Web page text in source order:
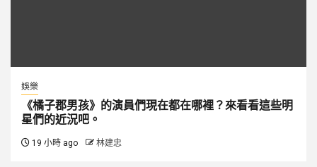
娛樂
《橘子郡男孩》的演員們現在都在哪裡？來看看這些明
星們的近況吧。
19 小時 ago 林建忠